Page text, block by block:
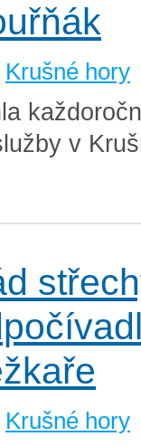
Krušné hory
v
Krušné hory